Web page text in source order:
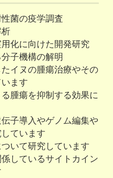
菌の疫学調査
析
化に向けた開発研究
子機構の解明
イヌの腫瘍治療やその
ます
腫瘍を抑制する効果に
子導入やゲノム編集や
ています
いて研究しています
しているサイトカイン